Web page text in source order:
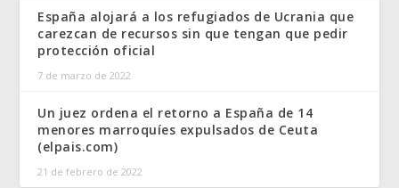
España alojará a los refugiados de Ucrania que
carezcan de recursos sin que tengan que pedir
protección oficial
7 de marzo de 2022
Un juez ordena el retorno a España de 14
menores marroquíes expulsados de Ceuta
(elpais.com)
21 de febrero de 2022